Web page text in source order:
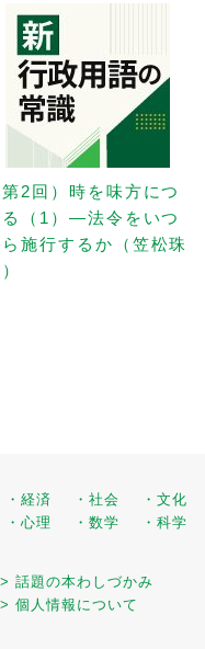
第2回）時を味方につ
る（1）—法令をいつ
施行するか（笠松珠
・経済 ・社会 ・文化
・心理 ・数学 ・科学
> 話題の本わしづかみ
> 個人情報について